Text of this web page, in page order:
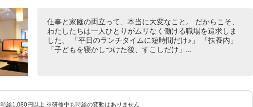
仕事と家庭の両立って、本当に大変なこと。 だからこそ、
わたしたちは一人ひとりがムリなく働ける職場を追求しま
した。 「平日のランチタイムに短時間だけ♪」 「扶養内」
「子どもを寝かしつけた後、すこしだけ」...
時給1,080円以上 ※研修中も時給の変動はありません